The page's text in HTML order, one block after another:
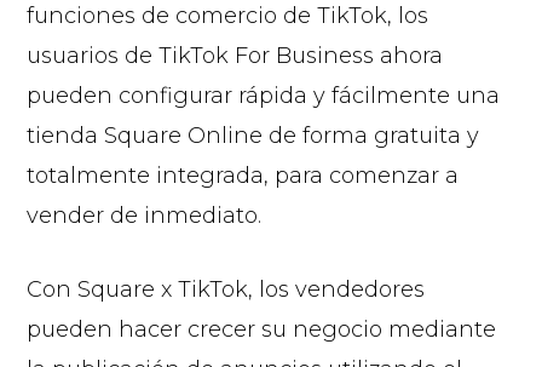
funciones de comercio de TikTok, los
usuarios de TikTok For Business ahora
pueden configurar rápida y fácilmente una
tienda Square Online de forma gratuita y
totalmente integrada, para comenzar a
vender de inmediato.
Con Square x TikTok, los vendedores
pueden hacer crecer su negocio mediante